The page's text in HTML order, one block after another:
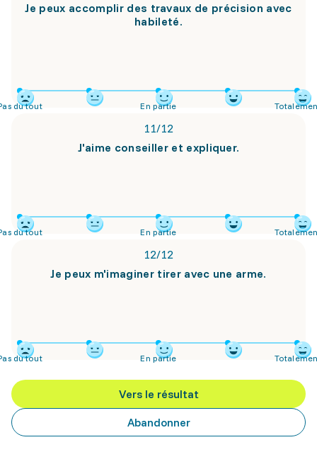
Je peux accomplir des travaux de précision avec
habileté.
du tout En partie
11/12
J'aime conseiller et expliquer.
du tout En partie
12/12
Je peux m'imaginer tirer avec une arme.
du tout En partie
Vers le résultat
Abandonner